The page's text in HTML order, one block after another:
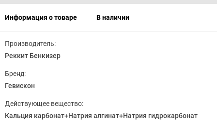
Информация о товаре В наличии
Производитель:
Реккит Бенкизер
Бренд:
Гевискон
Действующее вещество:
Кальция карбонат+Натрия алгинат+Натрия гидрокарбонат